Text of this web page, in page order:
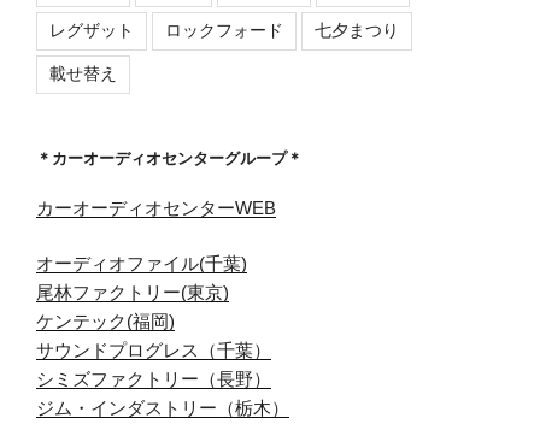
レグザット ロックフォード 七夕まつり
載せ替え
＊カーオーディオセンターグループ＊
カーオーディオセンターWEB
オーディオファイル(千葉)
尾林ファクトリー(東京)
ケンテック(福岡)
サウンドプログレス（千葉）
シミズファクトリー（長野）
ジム・インダストリー（栃木）